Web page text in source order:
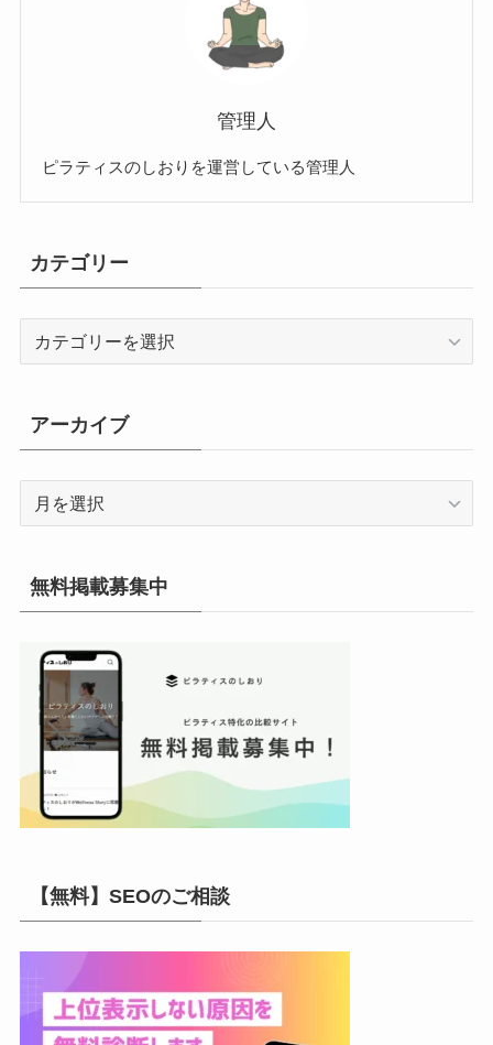
管理人
ピラティスのしおりを運営している管理人
カテゴリー
リ
ー
アーカイブ
イ
ブ
無料掲載募集中
【無料】SEOのご相談